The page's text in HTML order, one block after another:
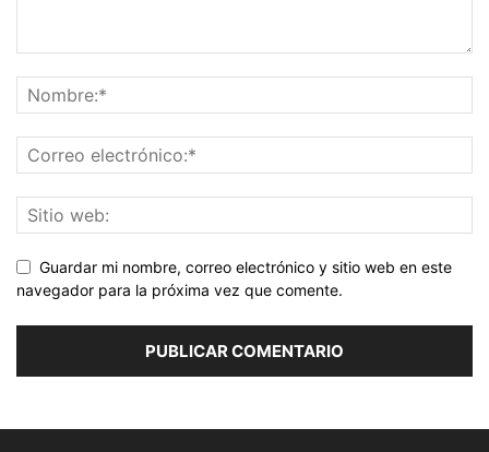
Guardar mi nombre, correo electrónico y sitio web en este
navegador para la próxima vez que comente.